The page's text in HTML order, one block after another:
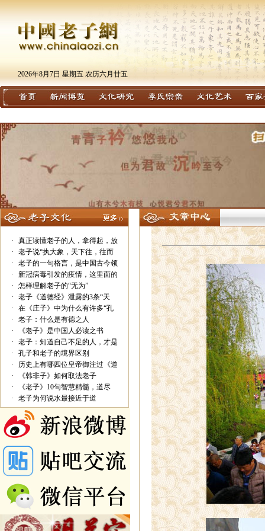
2026年8月7日 星期五 农历六月廿五
·
真正读懂老子的人，拿得起，放
·
老子说“执大象，天下往，往而
·
老子的一句格言，是中国古今领
·
新冠病毒引发的疫情，这里面的
·
怎样理解老子的“无为”
·
老子《道德经》泄露的3条“天
·
在《庄子》中为什么有许多“孔
·
老子：什么是有德之人
·
《老子》是中国人必读之书
·
老子：知道自己不足的人，才是
·
孔子和老子的境界区别
·
历史上有哪四位皇帝御注过《道
·
《韩非子》如何取法老子
·
《老子》10句智慧精髓，道尽
·
老子为何说水最接近于道